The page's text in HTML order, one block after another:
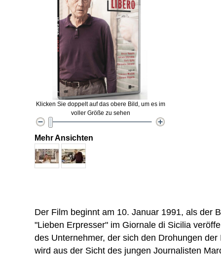
Klicken Sie doppelt auf das obere Bild, um es im
voller Größe zu sehen
Mehr Ansichten
Der Film beginnt am 10. Januar 1991, als der
"Lieben Erpresser" im Giornale di Sicilia
des Unternehmer, der sich den Drohungen
wird aus der Sicht des jungen Journalisten